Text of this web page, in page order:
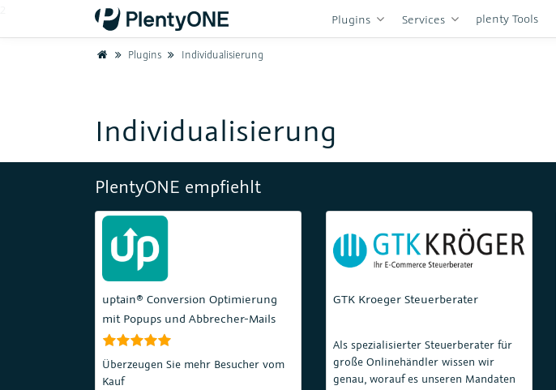
Plugins Services plenty Tools
HomePlugins Individualisierung
Individualisierung
PlentyONE empfiehlt
uptain® Conversion Optimierung
mit Popups und Abbrecher-Mails
Überzeugen Sie mehr Besucher vom
Kauf
GTK Kroeger Steuerberater
Als spezialisierter Steuerberater für
große Onlinehändler wissen wir
genau, worauf es unseren Mandaten